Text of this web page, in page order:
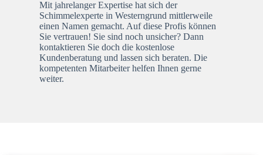
Mit jahrelanger Expertise hat sich der
Schimmelexperte in Westerngrund mittlerweile
einen Namen gemacht. Auf diese Profis können
Sie vertrauen! Sie sind noch unsicher? Dann
kontaktieren Sie doch die kostenlose
Kundenberatung und lassen sich beraten. Die
kompetenten Mitarbeiter helfen Ihnen gerne
weiter.